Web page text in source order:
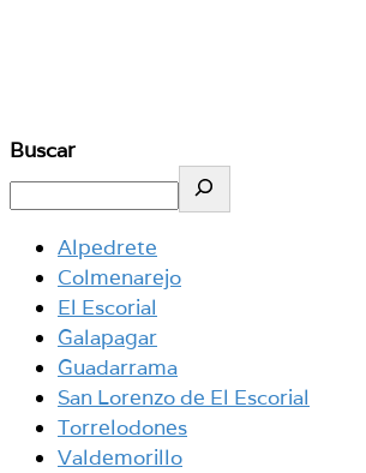
Buscar
Alpedrete
Colmenarejo
El Escorial
Galapagar
Guadarrama
San Lorenzo de El Escorial
Torrelodones
Valdemorillo